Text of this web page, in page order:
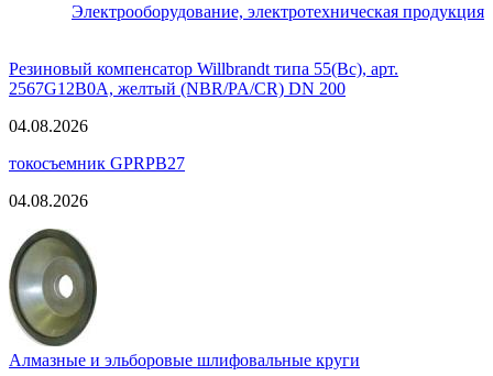
Электрооборудование, электротехническая продукция
Резиновый компенсатор Willbrandt типа 55(Вс), арт.
2567G12B0A, желтый (NBR/PA/CR) DN 200
04.08.2026
токосъемник GPRPB27
04.08.2026
Алмазные и эльборовые шлифовальные круги